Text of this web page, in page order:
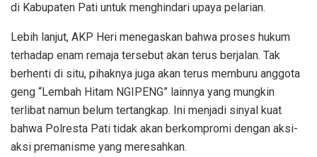
di Kabupaten Pati untuk menghindari upaya pelarian.
Lebih lanjut, AKP Heri menegaskan bahwa proses hukum
terhadap enam remaja tersebut akan terus berjalan. Tak
berhenti di situ, pihaknya juga akan terus memburu anggota
geng “Lembah Hitam NGIPENG” lainnya yang mungkin
terlibat namun belum tertangkap. Ini menjadi sinyal kuat
bahwa Polresta Pati tidak akan berkompromi dengan aksi-
aksi premanisme yang meresahkan.